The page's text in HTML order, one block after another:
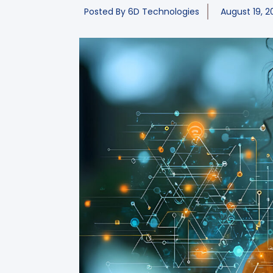
Posted By 6D Technologies August 19,